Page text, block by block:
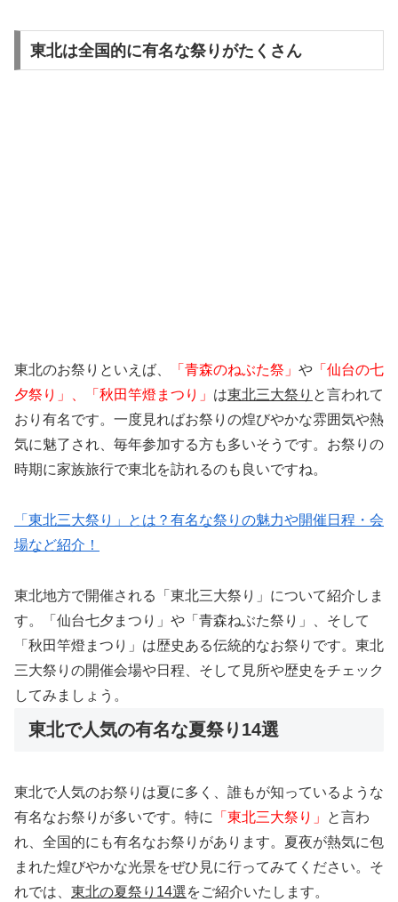
東北は全国的に有名な祭りがたくさん
東北のお祭りといえば、 「青森のねぶた祭」 や 「仙台の七
夕祭り」、「秋田竿燈まつり」 は東北三大祭り と言われて
おり有名です。一度見ればお祭りの煌びやかな雰囲気や熱
気に魅了され、毎年参加する方も多いそうです。お祭りの
時期に家族旅行で東北を訪れるのも良いですね。
「東北三大祭り」とは？有名な祭りの魅力や開催日程・会
場など紹介！
東北地方で開催される「東北三大祭り」について紹介しま
す。「仙台七夕まつり」や「青森ねぶた祭り」、そして
「秋田竿燈まつり」は歴史ある伝統的なお祭りです。東北
三大祭りの開催会場や日程、そして見所や歴史をチェック
してみましょう。
東北で人気の有名な夏祭り14選
東北で人気のお祭りは夏に多く、誰もが知っているような
有名なお祭りが多いです。特に
「東北三大祭り」
と言わ
れ、全国的にも有名なお祭りがあります。夏夜が熱気に包
まれた煌びやかな光景をぜひ見に行ってみてください。そ
れでは、 東北の夏祭り14選をご紹介いたします。